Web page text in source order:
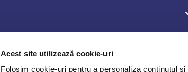
Acest site utilizează cookie-uri
Folosim cookie-uri pentru a personaliza conținutul